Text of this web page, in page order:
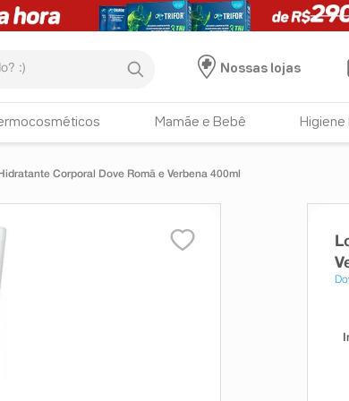
Nossas lojas
Mamãe e Bebê
Corporal Dove Romã e Verbena 400ml